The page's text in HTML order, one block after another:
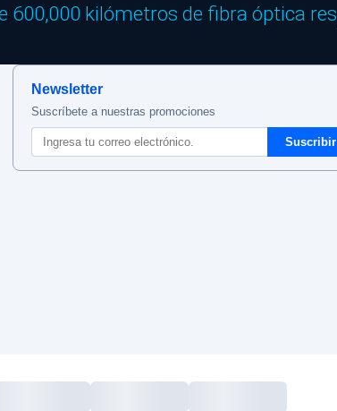
600,000 kilómetros de fibra óptica
Newsletter
Suscríbete a nuestras promociones